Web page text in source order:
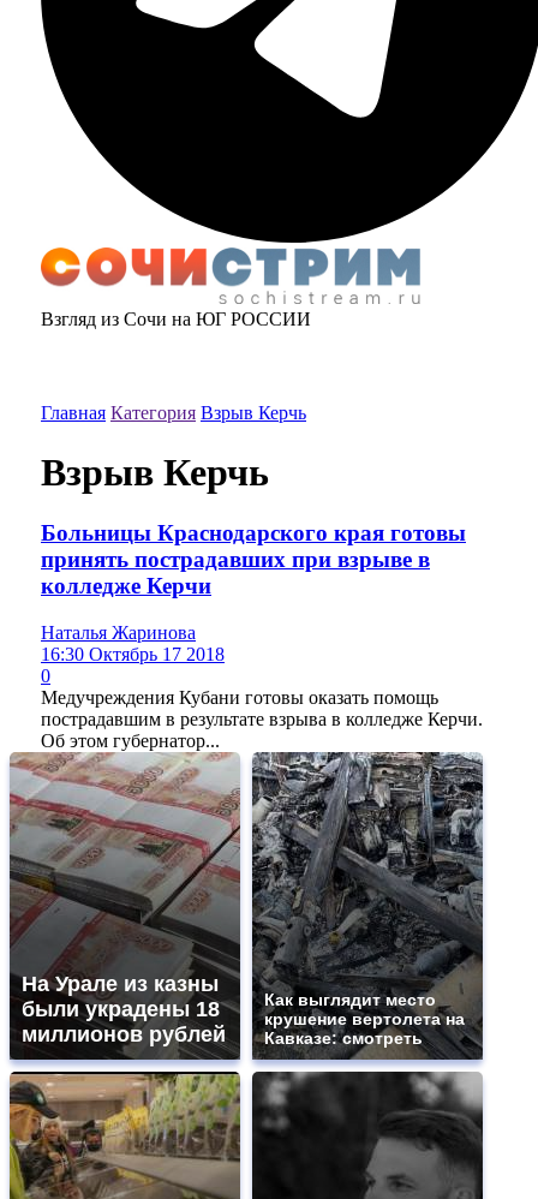
Взгляд из Сочи на ЮГ РОССИИ
Главная Категория Взрыв Керчь
Взрыв Керчь
Больницы Краснодарского края готовы
принять пострадавших при взрыве в
колледже Керчи
Наталья Жаринова
16:30 Октябрь 17 2018
0
Медучреждения Кубани готовы оказать помощь
пострадавшим в результате взрыва в колледже Керчи.
Об этом губернатор...
На Урале из казны
были украдены 18
миллионов рублей
Как выглядит место
крушение вертолета на
Кавказе: смотреть